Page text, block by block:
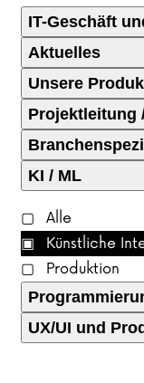
IT-Geschäft
Aktuelles
Unsere
Projektleitung
KI / ML
Alle
Künstliche
Produktion
UX/UI und